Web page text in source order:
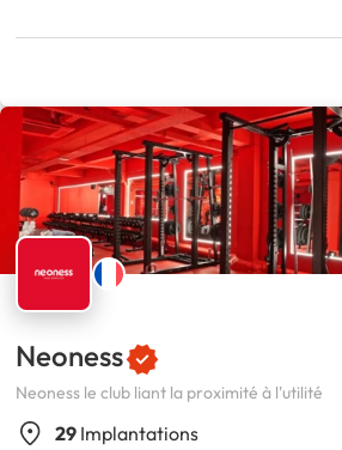
Neoness
Neoness le club liant la proximité à l'utilité
29 Implantations